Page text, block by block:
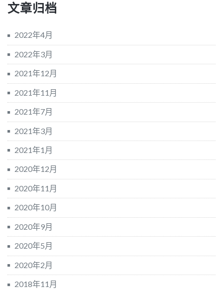
文章归档
2022年4月
2022年3月
2021年12月
2021年11月
2021年7月
2021年3月
2021年1月
2020年12月
2020年11月
2020年10月
2020年9月
2020年5月
2020年2月
2018年11月